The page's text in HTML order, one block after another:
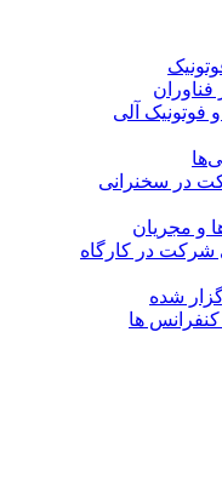
فوتونیک آلی
در سخنرانی
و مجریان
شرکت در کارگاه
شده
ها